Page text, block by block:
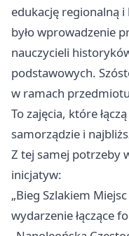
edukację regionalną
było wprowadzenie
nauczycieli
podstawowych.
w ramach
To zajęcia, które
samorządzie i
Z tej samej potrzeby
inicjatyw:
„Bieg Szlakiem
wydarzenie łączące